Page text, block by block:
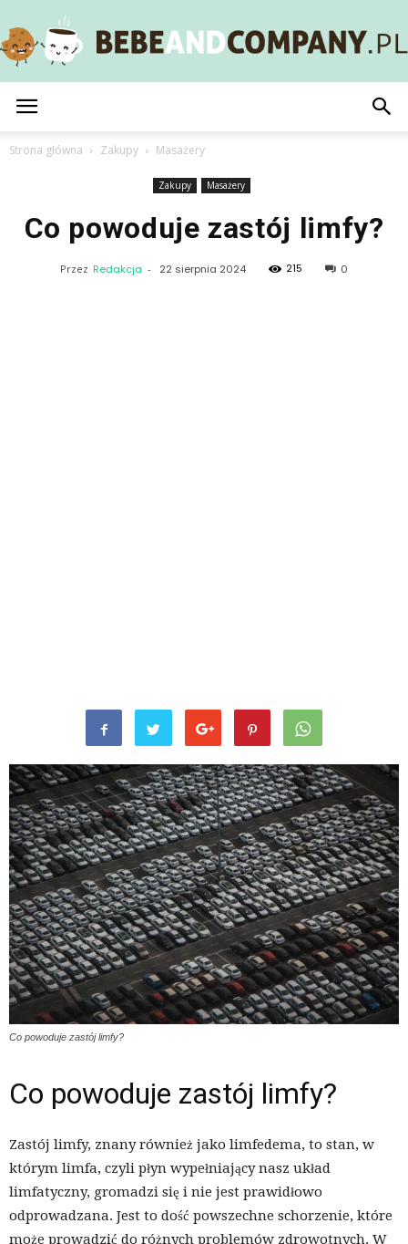
Strona główna Zakupy Masażery
Zakupy Masażery
Co powoduje zastój limfy?
Przez Redakcja - 22 sierpnia 2024 215 0
Co powoduje zastój limfy?
Co powoduje zastój limfy?
Zastój limfy, znany również jako limfedema, to stan, w
którym limfa, czyli płyn wypełniający nasz układ
limfatyczny, gromadzi się i nie jest prawidłowo
odprowadzana. Jest to dość powszechne schorzenie, które
może prowadzić do różnych problemów zdrowotnych. W